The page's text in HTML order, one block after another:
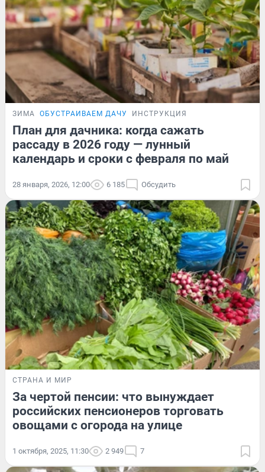
ЗИМА ОБУСТРАИВАЕМ ДАЧУ ИНСТРУКЦИЯ
План для дачника: когда сажать
рассаду в 2026 году — лунный
календарь и сроки с февраля по май
28 января, 2026, 12:00 6 185 Обсудить
СТРАНА И МИР
За чертой пенсии: что вынуждает
российских пенсионеров торговать
овощами с огорода на улице
1 октября, 2025, 11:30 2 949 7